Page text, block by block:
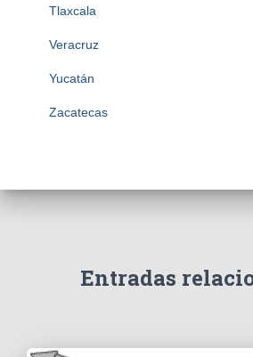
Tlaxcala
Veracruz
Yucatán
Zacatecas
Entradas